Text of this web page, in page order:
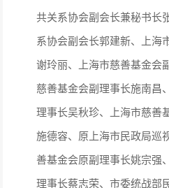
共关系协会副会长兼秘书长
系协会副会长郭建新、上海
谢玲丽、上海市慈善基金会
慈善基金会副理事长施南昌
理事长吴秋珍、上海市慈善
施德容、原上海市民政局巡
善基金会原副理事长姚宗强
理事长蔡志荣、市委统战部